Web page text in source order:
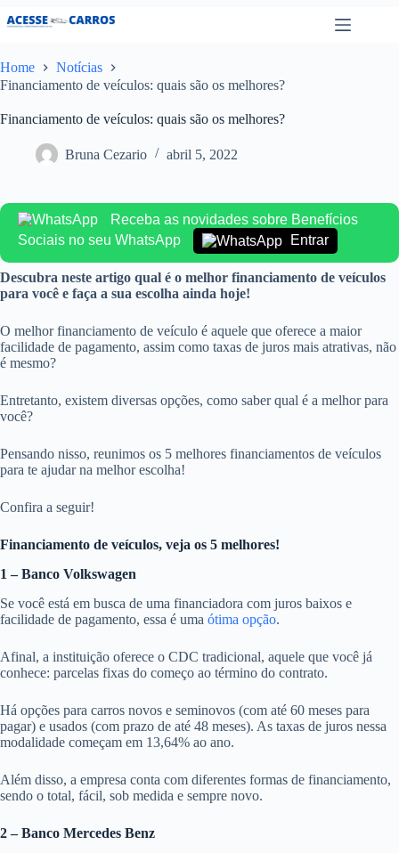
Pular
para
conteúdo
Home
Notícias
Financiamento de veículos: quais são os melhores?
Financiamento de veículos: quais são os melhores?
Bruna Cezario abril 5, 2022
Receba as novidades sobre Benefícios
Sociais no seu WhatsApp
Entrar
Descubra neste artigo qual é o melhor financiamento de veículos
para você e faça a sua escolha ainda hoje!
O melhor financiamento de veículo é aquele que oferece a maior
facilidade de pagamento, assim como taxas de juros mais atrativas, não
é mesmo?
Entretanto, existem diversas opções, como saber qual é a melhor para
você?
Pensando nisso, reunimos os 5 melhores financiamentos de veículos
para te ajudar na melhor escolha!
Confira a seguir!
Financiamento de veículos, veja os 5 melhores!
1 – Banco Volkswagen
Se você está em busca de uma financiadora com juros baixos e
facilidade de pagamento, essa é uma ótima opção.
Afinal, a instituição oferece o CDC tradicional, aquele que você já
conhece: parcelas fixas do começo ao término do contrato.
Há opções para carros novos e seminovos (com até 60 meses para
pagar) e usados (com prazo de até 48 meses). As taxas de juros nessa
modalidade começam em 13,64% ao ano.
Além disso, a empresa conta com diferentes formas de financiamento,
sendo o total, fácil, sob medida e sempre novo.
2 – Banco Mercedes Benz